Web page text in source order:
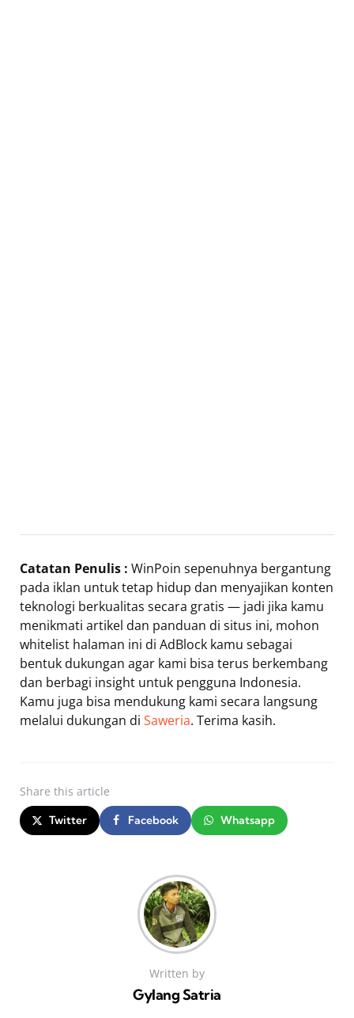
Catatan Penulis : WinPoin sepenuhnya bergantung
pada iklan untuk tetap hidup dan menyajikan konten
teknologi berkualitas secara gratis — jadi jika kamu
menikmati artikel dan panduan di situs ini, mohon
whitelist halaman ini di AdBlock kamu sebagai
bentuk dukungan agar kami bisa terus berkembang
dan berbagi insight untuk pengguna Indonesia.
Kamu juga bisa mendukung kami secara langsung
melalui dukungan di Saweria. Terima kasih.
Share this article
Twitter Facebook Whatsapp
Written by
Gylang Satria